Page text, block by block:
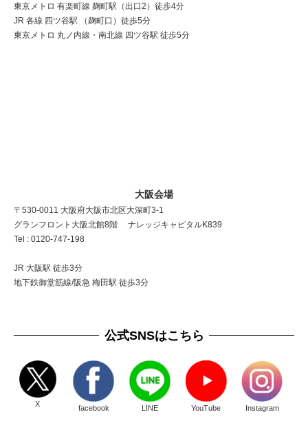
東京メトロ 有楽町線 麹町駅（出口2）徒歩4分
JR 各線 四ツ谷駅 （麹町口）徒歩5分
東京メトロ 丸ノ内線・南北線 四ツ谷駅 徒歩5分
大阪会場
〒530-0011 大阪府大阪市北区大深町3-1
グランフロント大阪北館8階 ナレッジキャピタルK839
Tel : 0120-747-198
JR 大阪駅 徒歩3分
地下鉄御堂筋線/阪急 梅田駅 徒歩3分
公式SNSはこちら
X facebook LINE YouTube Instagram